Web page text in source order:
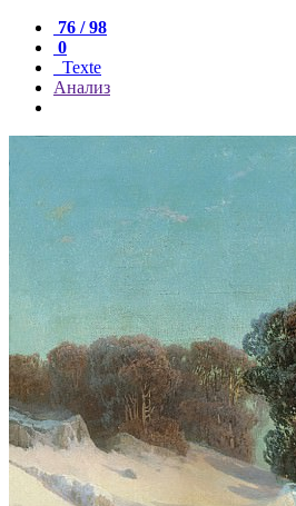
76 / 98
0
Texte
Анализ